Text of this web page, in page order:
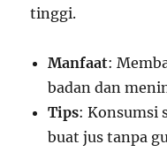
tinggi.
Manfaat:
badan dan
Tips: Konsumsi
buat jus tanpa